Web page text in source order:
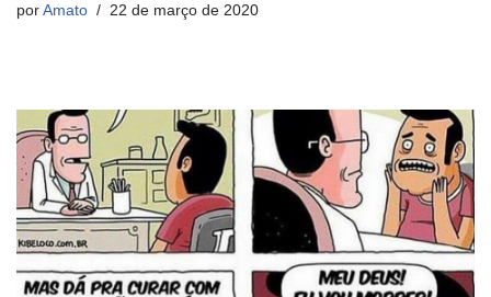
por Amato 22 de março de 2020